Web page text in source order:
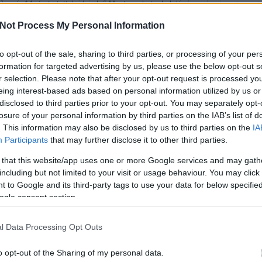
Process My Personal Information
opt-out of the sale, sharing to third parties, or processing of your
for targeted advertising by us, please use the below opt-out
selection. Please note that after your opt-out request is processed
interest-based ads based on personal information utilized by us
to third parties prior to your opt-out. You may separately
of your personal information by third parties on the IAB’s list of
This information may also be disclosed by us to third parties on the
Participants that may further disclose it to other third parties.
that this website/app uses one or more Google services and may
but not limited to your visit or usage behaviour. You may
to Google and its third-party tags to use your data for below
consent section.
Data Processing Opt Outs
opt-out of the Sharing of my personal data.
Top 10
14.-én tartottuk idei első Meetupunkat, ahol -lévén
kitűzni, mit kell tennünk, hogy…
Tetszik 0
Meetup Vállalkozói képzés